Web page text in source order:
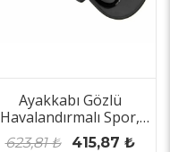
Ayakkabı Gözlü
Havalandırmalı Spor,
Gym, Fitness Çantası
623,81 ₺ 415,87 ₺